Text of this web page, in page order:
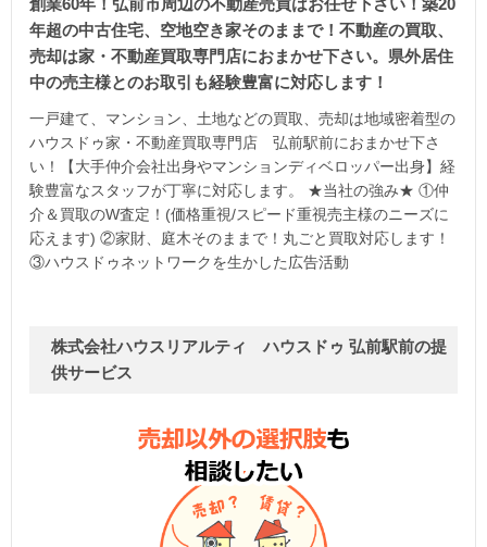
年超の中古住宅、空地空き家そのままで！不動産の買取、
売却は家・不動産買取専門店におまかせ下さい。県外居住
中の売主様とのお取引も経験豊富に対応します！
一戸建て、マンション、土地などの買取、売却は地域密着型の
ハウスドゥ家・不動産買取専門店 弘前駅前におまかせ下さ
い！【大手仲介会社出身やマンションディベロッパー出身】経
験豊富なスタッフが丁寧に対応します。 ★当社の強み★ ①仲
介＆買取のW査定！(価格重視/スピード重視売主様のニーズに
応えます) ②家財、庭木そのままで！丸ごと買取対応します！
③ハウスドゥネットワークを生かした広告活動
株式会社ハウスリアルティ ハウスドゥ 弘前駅前の提
供サービス
お問い合わせ